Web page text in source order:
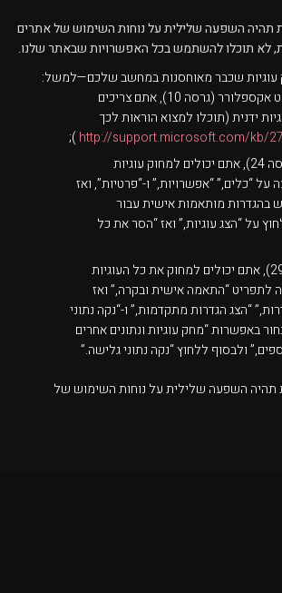
תהיה השפעה שלילית על נוחות השימוש של אתרים
לא תוכלו להשתמש בכל האפשרויות שבאתר שלנו.
עוגיות שכבר מאוחסנות במחשב שלכם—למשל:
בדפדפן אינטרנט אקספלורר (גרסה 10), אתם צריכים
ידנית (תוכלו למצוא הוראות לכך
http://support.microsoft.com/kb/
);
בפיירפוקס (גרסה 24), אתם יכולים למחוק עוגיות
“כלים,” “אפשרויות,” ו-“פרטיות”, ואז
בהגדרות מותאמות אישית עבור
על “הצג עוגיות,” ואז “הסר את כל
ובכרום (גרסה 29), אתם יכולים למחוק את כל העוגיות
לתפריט “התאמה אישית ובקרה,” ואז
“הצג הגדרות מתקדמות,” ו-“נקה נתוני
באפשרות “מחק עוגיות ונתונים אחרים
ולבסוף ללחוץ “נקה נתוני גלישה.”
תהיה השפעה שלילית על נוחות השימוש של